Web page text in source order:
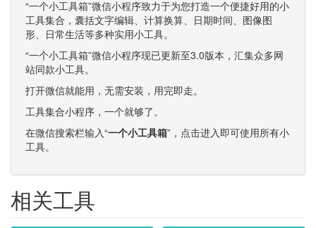
“一个小工具箱”微信小程序致力于为您打造一个便捷好用的小
工具集合，囊括文字编辑、计算换算、日期时间、图像图
形、日常生活等多种实用小工具。
“一个小工具箱”微信小程序现已更新至3.0版本，汇集众多网
站同款小工具。
打开微信就能用，无需安装，用完即走。
工具集合小程序，一个就够了。
在微信搜索栏输入“一个小工具箱”，点击进入即可使用所有小
工具。
相关工具